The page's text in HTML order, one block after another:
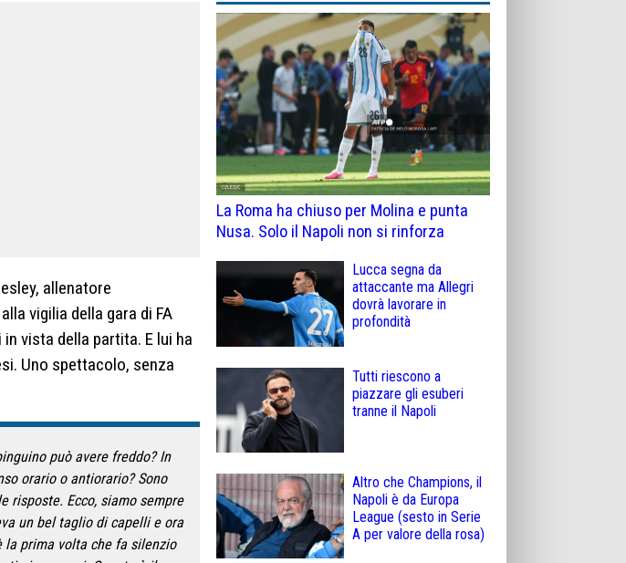
allenatore
vigilia della gara di FA
vista della partita. E lui ha
Uno spettacolo, senza
può avere freddo? In
orario o antiorario? Sono
risposte. Ecco, siamo sempre
un bel taglio di capelli e ora
la prima volta che fa silenzio
La Roma ha chiuso per Molina e punta
Nusa. Solo il Napoli non si rinforza
Lucca segna da
attaccante ma Allegri
dovrà lavorare in
profondità
Tutti riescono a
piazzare gli esuberi
tranne il Napoli
Altro che Champions, il
Napoli è da Europa
League (sesto in Serie
A per valore della rosa)